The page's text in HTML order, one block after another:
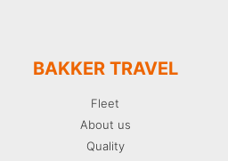
BAKKER TRAVEL
Fleet
About us
Quality